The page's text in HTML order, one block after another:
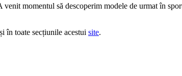
momentul să descoperim modele de urmat în
în toate secțiunile acestui site.